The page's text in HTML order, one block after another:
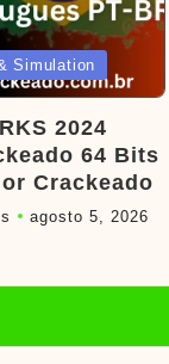
Simulation
2024
64 Bits
Crackeado
agosto 5, 2026